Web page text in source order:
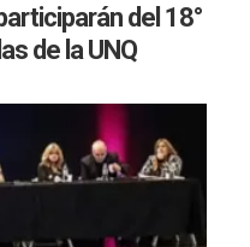
del 18°
de la UNQ